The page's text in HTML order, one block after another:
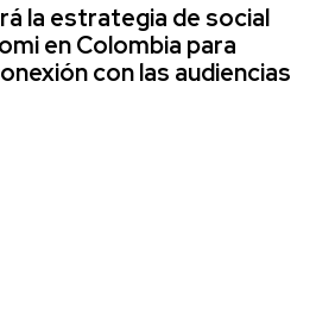
la estrategia de social
en Colombia para
con las audiencias